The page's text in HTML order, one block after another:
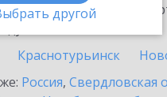
другой
с информационными
Краснотурьинск
Россия, Свердловская